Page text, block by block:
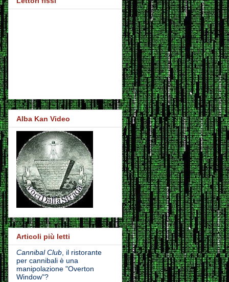
Alba Kan Video
Articoli più letti
Cannibal Club, il ristorante
per cannibali è una
manipolazione "Overton
Window"?